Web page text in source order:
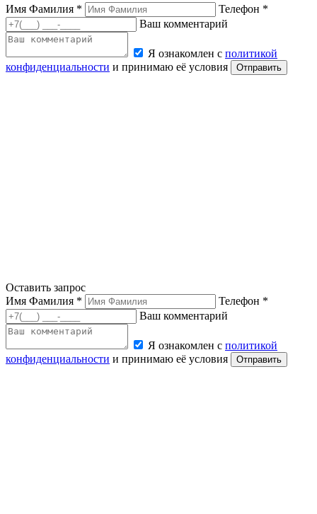
Имя Фамилия *
Телефон *
Ваш комментарий
Я ознакомлен с политикой
конфиденциальности и принимаю её условия Отправить
Оставить запрос
Имя Фамилия *
Телефон *
Ваш комментарий
Я ознакомлен с политикой
конфиденциальности и принимаю её условия Отправить